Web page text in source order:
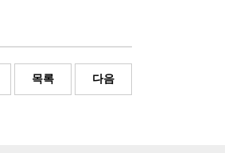
목록 다음